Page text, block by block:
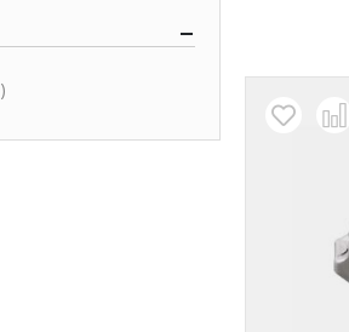
items